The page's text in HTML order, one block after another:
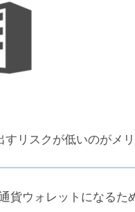
う。
は、『攻撃は受けてい
まだ不明のまま
は不安の多い状況でし
ースである可能性
きをするのか注目が集
リスクが低いのがメリ
貨ウォレットになる